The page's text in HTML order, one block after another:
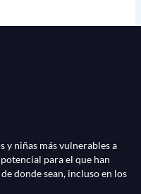
y niñas más vulnerables a
para el que han
donde sean, incluso en los